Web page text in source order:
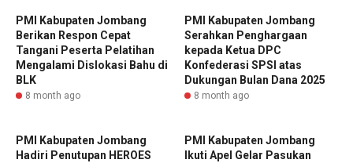
PMI Kabupaten Jombang
Berikan Respon Cepat
Tangani Peserta Pelatihan
Mengalami Dislokasi Bahu di
BLK
8 month ago
PMI Kabupaten Jombang
Serahkan Penghargaan
kepada Ketua DPC
Konfederasi SPSI atas
Dukungan Bulan Dana 2025
8 month ago
PMI Kabupaten Jombang
Hadiri Penutupan HEROES
PMI Kabupaten Jombang
Ikuti Apel Gelar Pasukan